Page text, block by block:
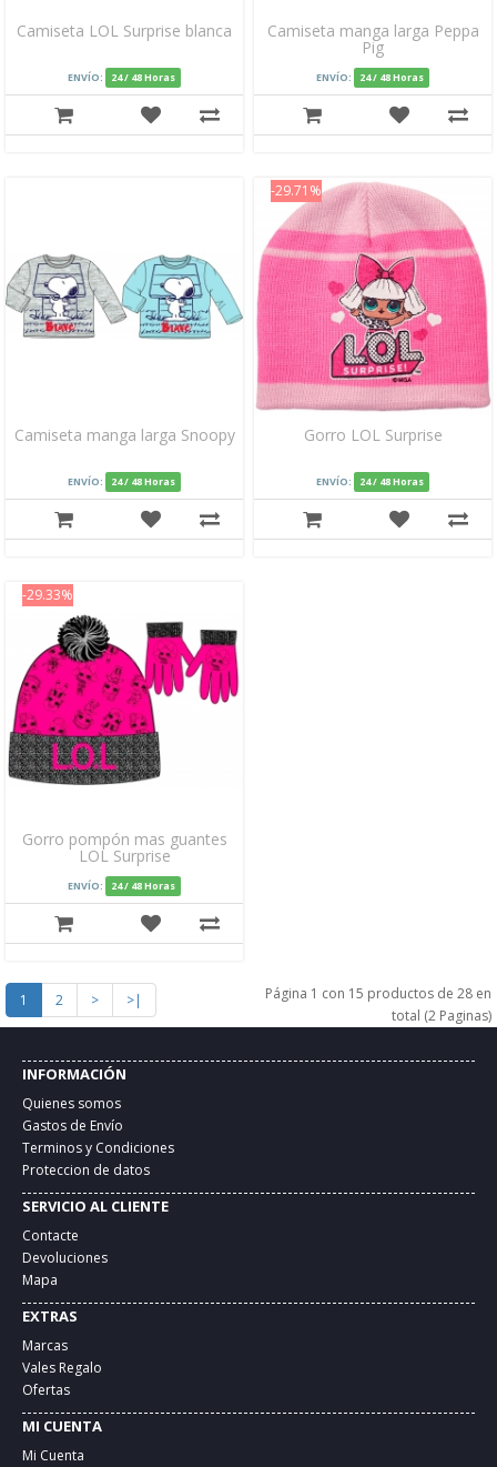
Camiseta LOL Surprise blanca
ENVÍO: 24 / 48 Horas
Camiseta manga larga Peppa
Pig
ENVÍO: 24 / 48 Horas
Camiseta manga larga Snoopy
ENVÍO: 24 / 48 Horas
-29.71%
Gorro LOL Surprise
ENVÍO: 24 / 48 Horas
-29.33%
Gorro pompón mas guantes
LOL Surprise
ENVÍO: 24 / 48 Horas
1 2 > >|
Página 1 con 15 productos de 28 en
total (2 Paginas)
INFORMACIÓN
Quienes somos
Gastos de Envío
Terminos y Condiciones
Proteccion de datos
SERVICIO AL CLIENTE
Contacte
Devoluciones
Mapa
EXTRAS
Marcas
Vales Regalo
Ofertas
MI CUENTA
Mi Cuenta